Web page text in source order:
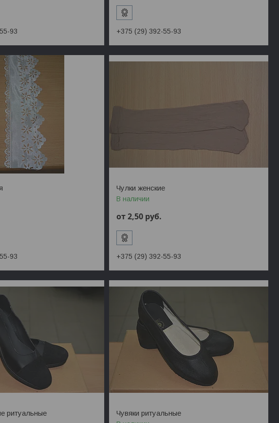
93 +375 (29) 392-55-93
93
Чулки женские
В наличии
от 2,50 руб.
+375 (29) 392-55-93
ритуальные Чувяки ритуальные